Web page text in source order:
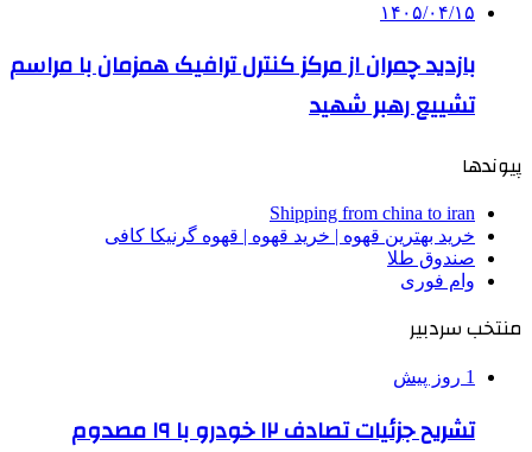
۱۴۰۵/۰۴/۱۵
بازدید چمران از مرکز کنترل ترافیک همزمان با مراسم
تشییع رهبر شهید
پیوندها
Shipping from china to iran
خرید بهترین قهوه | خرید قهوه | قهوه گرنیکا کافی
صندوق طلا
وام فوری
منتخب سردبیر
1 روز پیش
تشریح جزئیات تصادف ۱۲ خودرو با ۱۹ مصدوم